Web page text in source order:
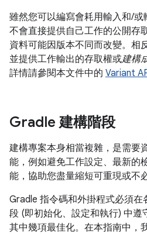
雖然您可以編寫會耗用輸入和/或
不會直接提供自己工作的公開存
資料可能因版本不同而改變。相
並提供工作輸出的存取權或建構
詳情請參閱本文件中的 Variant
Gradle 建構階段
建構專案本身相當複雜，是需要
能，例如避免工作設定、最新的
能，協助您盡量縮短可重現或不
Gradle 指令碼和外掛程式必須
段 (即初始化、設定和執行) 中遵
其中幾項最佳化。在本指南中，